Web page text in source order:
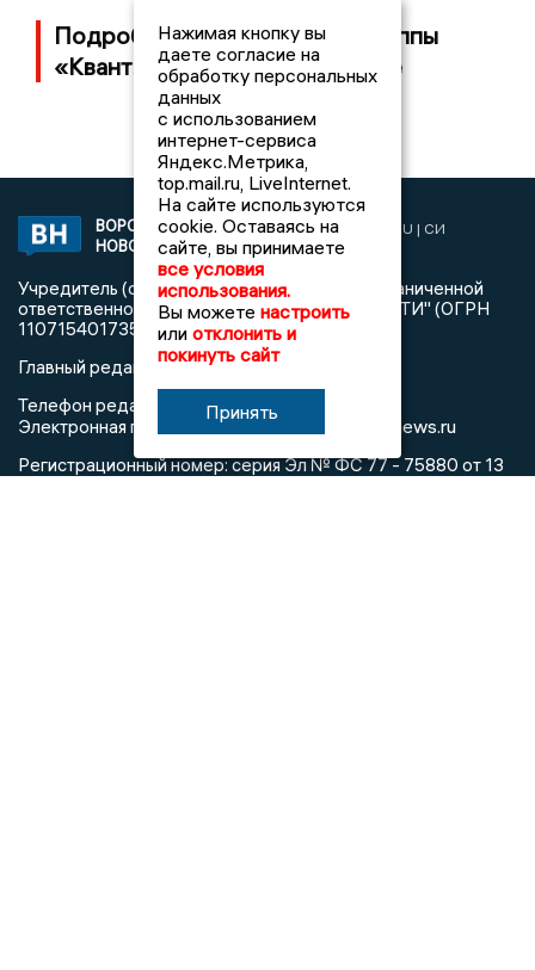
Подробности банкротства группы
«Квант» с заводом в Воронеже
ВОРОНЕЖСКИЕ
НОВОСТИ
2019 © VORONEZHNEWS.RU | СИ
«Воронежские новости»
Учредитель (соучредители): Общество с ограниченной
ответственностью "РЕГИОНАЛЬНЫЕ НОВОСТИ" (ОГРН
1107154017354)
Главный редактор: Пирогов А.А.
Телефон редакции: +7 (473) 262 77 92
Электронная почта редакции:info@voronezhnews.ru
Регистрационный номер: серия Эл № ФС 77 - 75880 от 13
Нажимая кнопку вы
даете согласие на
обработку персональных
данных
с использованием
интернет-сервиса
Яндекс.Метрика,
top.mail.ru, LiveInternet.
На сайте используются
cookie. Оставаясь на
сайте, вы принимаете
все условия
использования.
Вы можете настроить
или отклонить и
покинуть сайт
Принять